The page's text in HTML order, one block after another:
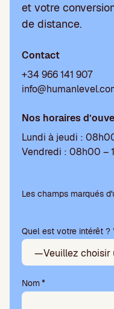
et votre
de distance.
Contact
+34 966 141 907
Nos horaires
Lundi à jeudi :
Vendredi : 08h00 –
e
l
l
l
a
Les champs marqués
Quel est votre intérêt ?
Nom*